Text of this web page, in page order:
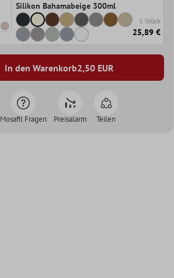
Silikon Bahamabeige 300ml
1 Stück
25,89 €
In den Warenkorb2,50EUR
Mosafil Fragen Preisalarm Teilen